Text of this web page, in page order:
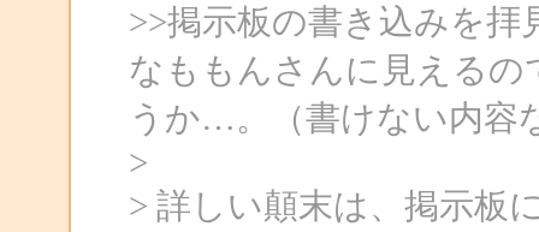
>>掲示板の書き込みを
なももんさんに見える
うか…。（書けない内容
>
> 詳しい顛末は、掲示板